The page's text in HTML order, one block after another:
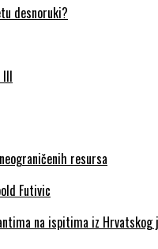
desnoruki?
resursa
na ispitima iz Hrvatskog